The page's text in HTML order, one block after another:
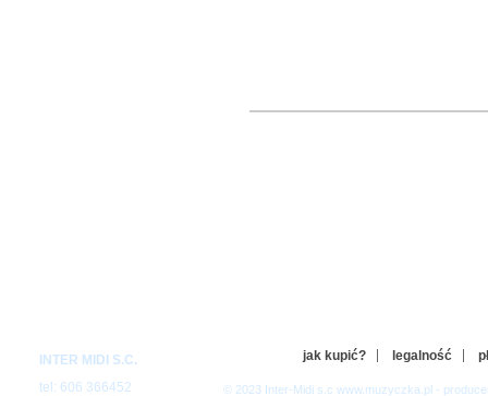
INTER MIDI S.C.
tel: 606 366452
jak kupić? legalność
© 2023 Inter-Midi s.c www.muzyczka.pl -